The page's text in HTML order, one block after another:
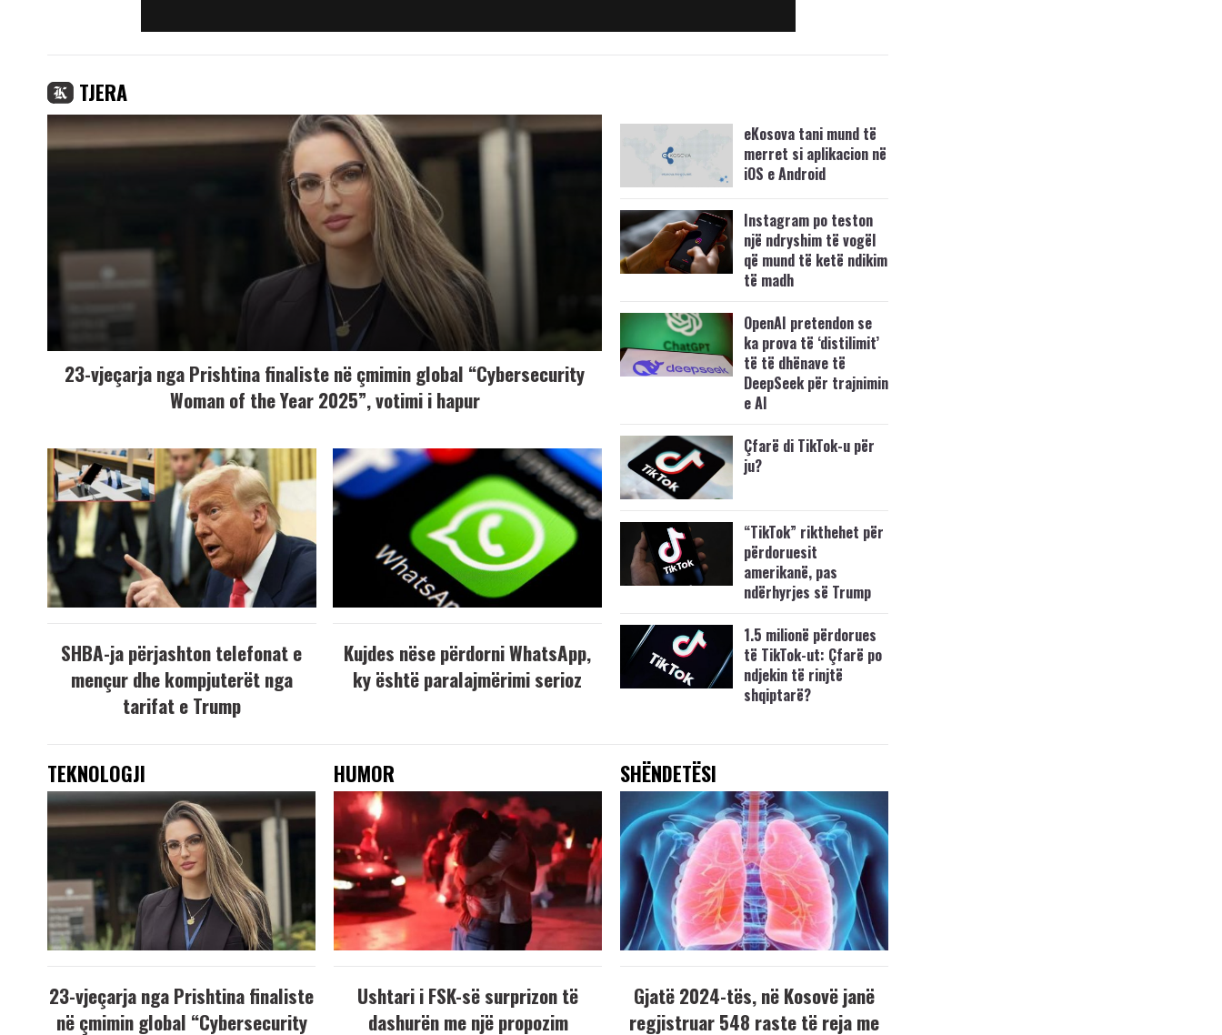
TJERA
23-vjeçarja nga Prishtina finaliste në çmimin global “Cybersecurity
Woman of the Year 2025”, votimi i hapur
SHBA-ja përjashton telefonat e
mençur dhe kompjuterët nga
tarifat e Trump
Kujdes nëse përdorni WhatsApp,
ky është paralajmërimi serioz
eKosova tani mund të
merret si aplikacion në
iOS e Android
Instagram po teston
një ndryshim të vogël
që mund të ketë ndikim
të madh
OpenAI pretendon se
ka prova të ‘distilimit’
të të dhënave të
DeepSeek për trajnimin
e AI
Çfarë di TikTok-u për
ju?
“TikTok” rikthehet për
përdoruesit
amerikanë, pas
ndërhyrjes së Trump
1.5 milionë përdorues
të TikTok-ut: Çfarë po
ndjekin të rinjtë
shqiptarë?
TEKNOLOGJI
23-vjeçarja nga Prishtina finaliste
në çmimin global “Cybersecurity
HUMOR
Ushtari i FSK-së surprizon të
dashurën me një propozim
SHËNDETËSI
Gjatë 2024-tës, në Kosovë janë
regjistruar 548 raste të reja me